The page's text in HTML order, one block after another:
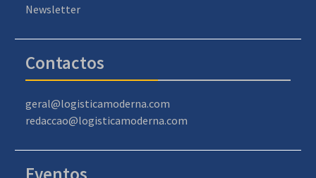
Newsletter
Contactos
geral@logisticamoderna.com
redaccao@logisticamoderna.com